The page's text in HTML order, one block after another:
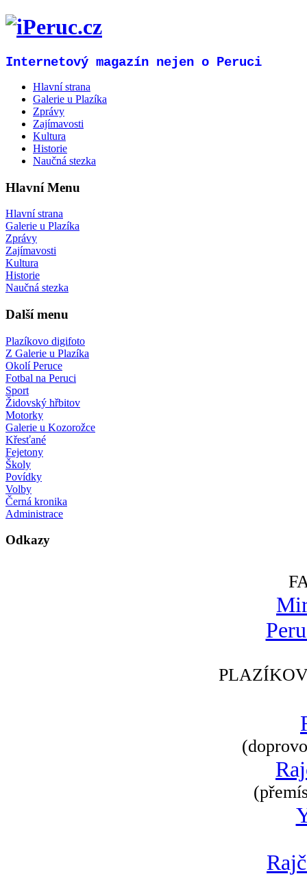
Internetový magazín nejen o Peruci
Hlavní strana
Galerie u Plazíka
Zprávy
Zajímavosti
Kultura
Historie
Naučná stezka
Hlavní Menu
Hlavní strana
Galerie u Plazíka
Zprávy
Zajímavosti
Kultura
Historie
Naučná stezka
Další menu
Plazíkovo digifoto
Z Galerie u Plazíka
Okolí Peruce
Fotbal na Peruci
Sport
Židovský hřbitov
Motorky
Galerie u Kozorožce
Křesťané
Fejetony
Školy
Povídky
Volby
Černá kronika
Administrace
Odkazy